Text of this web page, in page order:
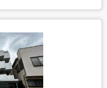
い場合、適切な対応がで